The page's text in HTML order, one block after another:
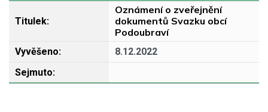
Oznámení o zveřejnění
dokumentů Svazku obcí
Podoubraví
8.12.2022